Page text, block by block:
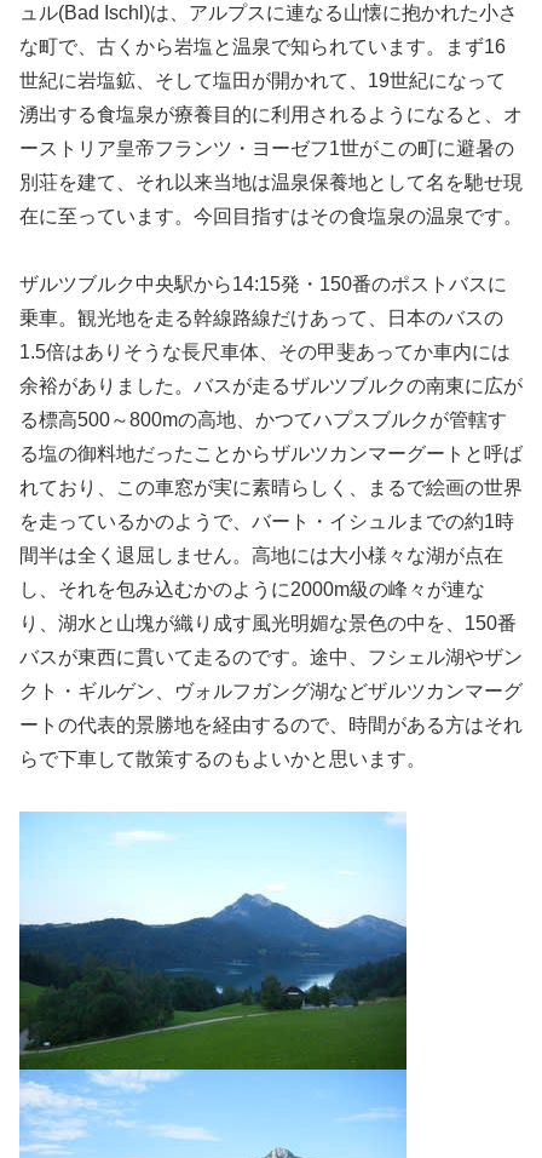
ュル(Bad Ischl)は、アルプスに連なる山懐に抱かれた小さ
な町で、古くから岩塩と温泉で知られています。まず16
世紀に岩塩鉱、そして塩田が開かれて、19世紀になって
湧出する食塩泉が療養目的に利用されるようになると、オ
ーストリア皇帝フランツ・ヨーゼフ1世がこの町に避暑の
別荘を建て、それ以来当地は温泉保養地として名を馳せ現
在に至っています。今回目指すはその食塩泉の温泉です。
ザルツブルク中央駅から14:15発・150番のポストバスに
乗車。観光地を走る幹線路線だけあって、日本のバスの
1.5倍はありそうな長尺車体、その甲斐あってか車内には
余裕がありました。バスが走るザルツブルクの南東に広が
る標高500～800mの高地、かつてハプスブルクが管轄す
る塩の御料地だったことからザルツカンマーグートと呼ば
れており、この車窓が実に素晴らしく、まるで絵画の世界
を走っているかのようで、バート・イシュルまでの約1時
間半は全く退屈しません。高地には大小様々な湖が点在
し、それを包み込むかのように2000m級の峰々が連な
り、湖水と山塊が織り成す風光明媚な景色の中を、150番
バスが東西に貫いて走るのです。途中、フシェル湖やザン
クト・ギルゲン、ヴォルフガング湖などザルツカンマーグ
ートの代表的景勝地を経由するので、時間がある方はそれ
らで下車して散策するのもよいかと思います。